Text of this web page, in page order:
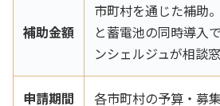
補助金額
市町村を通じた補助
と蓄電池の同時導入
ンシェルジュが相談
申請期間 各市町村の予算・募